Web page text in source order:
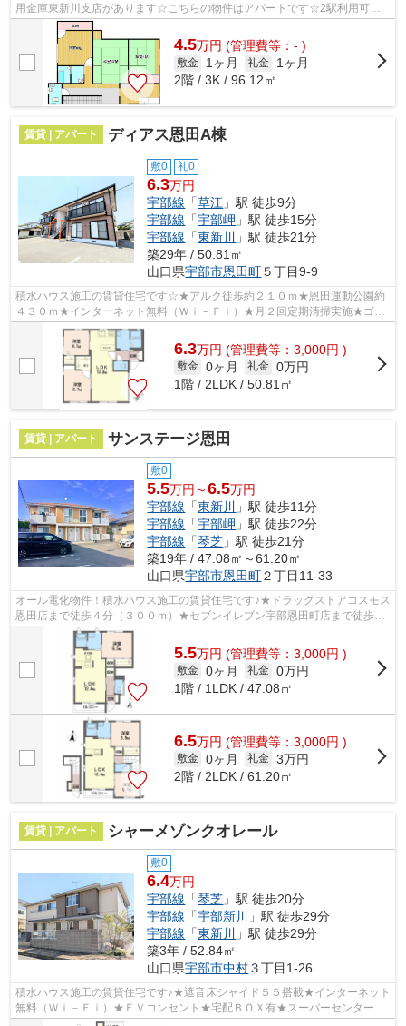
用金庫東新川支店があります☆こちらの物件はアパートです☆2駅利用可能
な物件で移動範囲が広がります☆宇部市エリ...
4.5万円 (管理費等：- )
敷金 1ヶ月 礼金
1ヶ月
2階 / 3K / 96.12㎡
賃貸 | アパート ディアス恩田A棟
敷0 礼0
6.3万円
宇部線 「草江 」駅 徒歩9分
宇部線 「宇部岬 」駅 徒歩15分
宇部線 「東新川
」駅 徒歩21分
築29年 / 50.81㎡
山口県宇部市恩田町５丁目9-9
積水ハウス施工の賃貸住宅です☆★アルク徒歩約２１０ｍ★恩田運動公園約
４３０ｍ★インターネット無料（Ｗｉ－Ｆｉ）★月２回定期清掃実施★ゴミ
行政回収★テレビモニターホン★温水洗浄便座★...
6.3万円 (管理費等：3,000円 )
敷金 0ヶ月 礼金 0万円
1階 / 2LDK / 50.81㎡
賃貸 | アパート サンステージ恩田
敷0
5.5万円～6.5万円
宇部線 「東新川
」駅 徒歩11分
宇部線 「宇部岬 」駅 徒歩22分
宇部線 「琴芝 」駅 徒歩21分
築19年 / 47.08㎡～61.20㎡
山口県宇部市恩田町２丁目11-33
オール電化物件！積水ハウス施工の賃貸住宅です♪★ドラッグストアコスモス
恩田店まで徒歩４分（３００ｍ）★セブンイレブン宇部恩田町店まで徒歩６
分（４８０ｍ）★インターネット無料（...
5.5万円 (管理費等：3,000円 )
敷金 0ヶ月 礼金 0万円
1階 / 1LDK / 47.08㎡
6.5万円 (管理費等：3,000円 )
敷金 0ヶ月 礼金 3万円
2階 / 2LDK / 61.20㎡
賃貸 | アパート シャーメゾンクオレール
敷0
6.4万円
宇部線 「琴芝 」駅 徒歩20分
宇部線 「宇部新川
」駅 徒歩29分
宇部線 「東新川
」駅 徒歩29分
築3年 / 52.84㎡
山口県宇部市中村３丁目1-26
積水ハウス施工の賃貸住宅です♪★遮音床シャイド５５搭載★インターネット
無料（Ｗｉ－Ｆｉ）★ＥＶコンセント★宅配ＢＯＸ有★スーパーセンタート
ライアル宇部店まで徒歩７分（５６０ｍ）★...